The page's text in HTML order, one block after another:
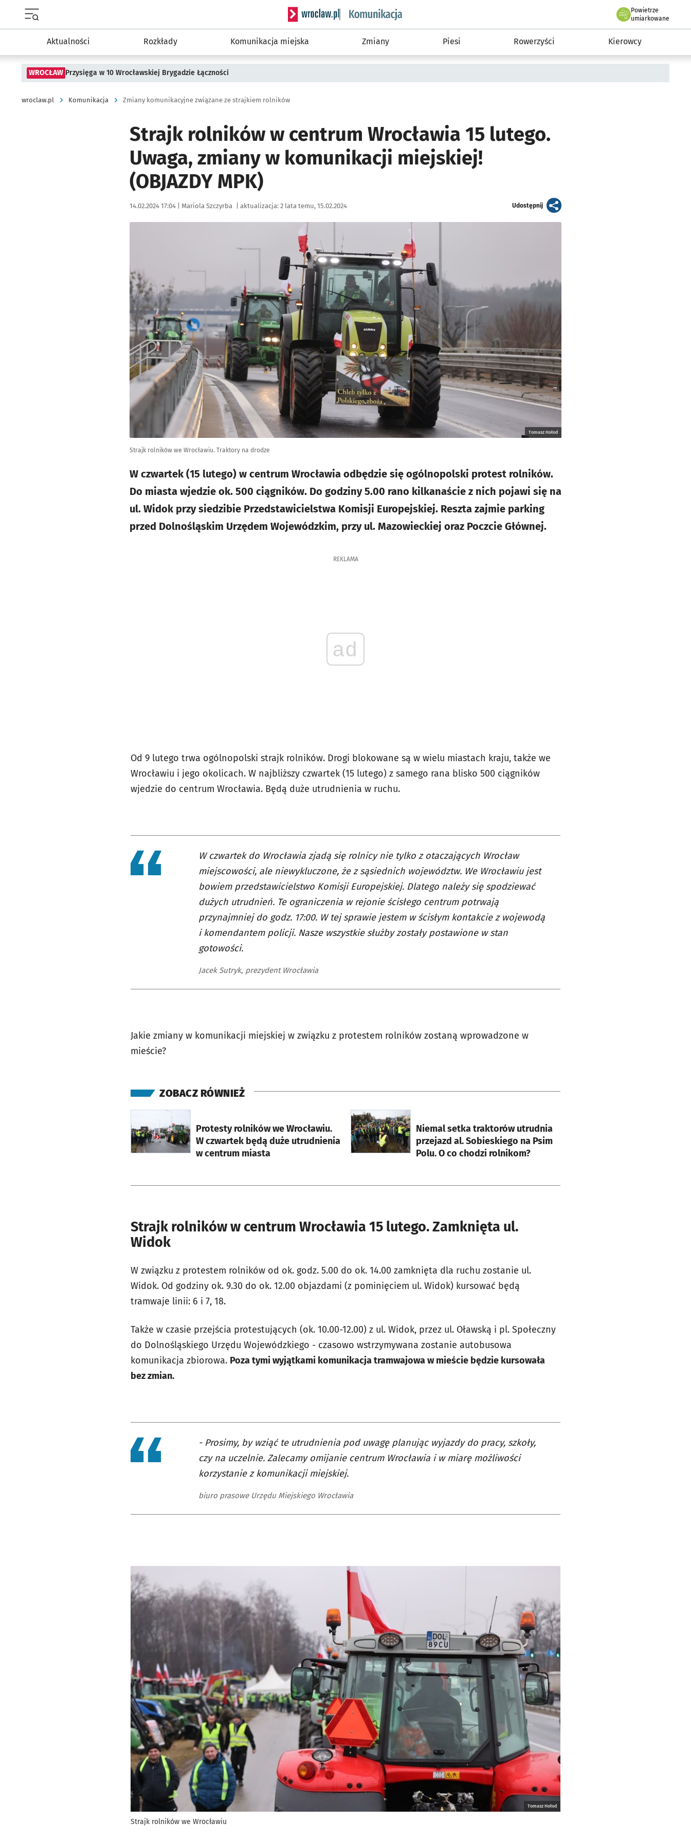
Serwis informacyjny wroclaw.pl podserwis: Komunikacja
Powietrze
we Wrocławiu
umiarkowane
Aktualności Rozkłady Komunikacja miejska Zmiany Piesi Rowerzyści Kierowcy
WROCŁAW Przysięga w 10 Wrocławskiej Brygadzie Łączności
wroclaw.pl Komunikacja Zmiany komunikacyjne związane ze strajkiem rolników
Strajk rolników w centrum Wrocławia 15 lutego.
Uwaga, zmiany w komunikacji miejskiej!
(OBJAZDY MPK)
Data publikacji:
14.02.2024 17:04 | Autor:
Mariola Szczyrba aktualizacja: 2 lata temu, 15.02.2024 Udostępnijartykuł
Tomasz Hołod
Strajk rolników we Wrocławiu. Traktory na drodze
W czwartek (15 lutego) w centrum Wrocławia odbędzie się ogólnopolski protest rolników.
Do miasta wjedzie ok. 500 ciągników. Do godziny 5.00 rano kilkanaście z nich pojawi się na
ul. Widok przy siedzibie Przedstawicielstwa Komisji Europejskiej. Reszta zajmie parking
przed Dolnośląskim Urzędem Wojewódzkim, przy ul. Mazowieckiej oraz Poczcie Głównej.
REKLAMA
ad
Od 9 lutego trwa ogólnopolski strajk rolników. Drogi blokowane są w wielu miastach kraju, także we
Wrocławiu i jego okolicach. W najbliższy czwartek (15 lutego) z samego rana blisko 500 ciągników
wjedzie do centrum Wrocławia. Będą duże utrudnienia w ruchu.
W czwartek do Wrocławia zjadą się rolnicy nie tylko z otaczających Wrocław
miejscowości, ale niewykluczone, że z sąsiednich województw. We Wrocławiu jest
bowiem przedstawicielstwo Komisji Europejskiej. Dlatego należy się spodziewać
dużych utrudnień. Te ograniczenia w rejonie ścisłego centrum potrwają
przynajmniej do godz. 17:00. W tej sprawie jestem w ścisłym kontakcie z wojewodą
i komendantem policji. Nasze wszystkie służby zostały postawione w stan
gotowości.
Jacek Sutryk, prezydent Wrocławia
Jakie zmiany w komunikacji miejskiej w związku z protestem rolników zostaną wprowadzone w
mieście?
ZOBACZ RÓWNIEŻ
Protesty rolników we Wrocławiu.
W czwartek będą duże utrudnienia
w centrum miasta
Niemal setka traktorów utrudnia
przejazd al. Sobieskiego na Psim
Polu. O co chodzi rolnikom?
otworzy się w nowej karcie
Strajk rolników w centrum Wrocławia 15 lutego. Zamknięta ul.
Widok
W związku z protestem rolników od ok. godz. 5.00 do ok. 14.00 zamknięta dla ruchu zostanie ul.
Widok. Od godziny ok. 9.30 do ok. 12.00 objazdami (z pominięciem ul. Widok) kursować będą
tramwaje linii: 6 i 7, 18.
Także w czasie przejścia protestujących (ok. 10.00-12.00) z ul. Widok, przez ul. Oławską i pl. Społeczny
do Dolnośląskiego Urzędu Wojewódzkiego - czasowo wstrzymywana zostanie autobusowa
komunikacja zbiorowa. Poza tymi wyjątkami komunikacja tramwajowa w mieście będzie kursowała
bez zmian.
- Prosimy, by wziąć te utrudnienia pod uwagę planując wyjazdy do pracy, szkoły,
czy na uczelnie. Zalecamy omijanie centrum Wrocławia i w miarę możliwości
korzystanie z komunikacji miejskiej.
biuro prasowe Urzędu Miejskiego Wrocławia
Tomasz Hołod
Strajk rolników we Wrocławiu